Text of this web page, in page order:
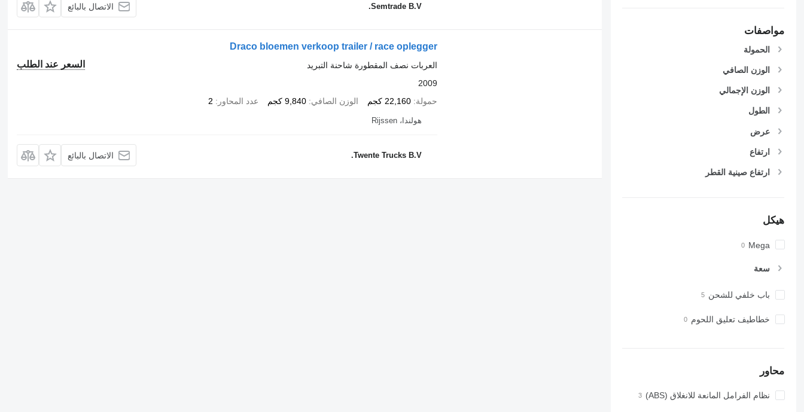
مواصفات
الحمولة
الوزن الصافي
الوزن الإجمالي
الطول
عرض
ارتفاع
ارتفاع صينية القطر
هيكل
Mega
سعة
باب خلفي للشحن
خطاطيف تعليق اللحوم
محاور
نظام الفرامل المانعة للانغلاق (ABS)
Semtrade B.V. الاتصال بالبائع
Draco bloemen verkoop trailer / race oplegger
السعر عند الطلب
العربات نصف المقطورة شاحنة التبريد
2009
حمولة 22,160 كجم الوزن الصافي 9,840 كجم عدد المحاور 2
هولندا، Rijssen
Twente Trucks B.V. الاتصال بالبائع